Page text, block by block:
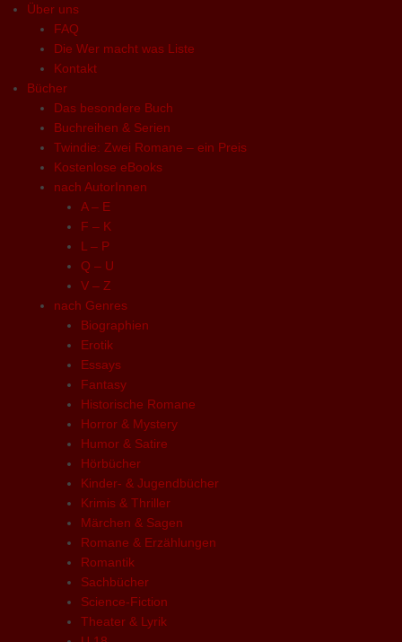
Über uns
FAQ
Die Wer macht was Liste
Kontakt
Bücher
Das besondere Buch
Buchreihen & Serien
Twindie: Zwei Romane – ein Preis
Kostenlose eBooks
nach AutorInnen
A – E
F – K
L – P
Q – U
V – Z
nach Genres
Biographien
Erotik
Essays
Fantasy
Historische Romane
Horror & Mystery
Humor & Satire
Hörbücher
Kinder- & Jugendbücher
Krimis & Thriller
Märchen & Sagen
Romane & Erzählungen
Romantik
Sachbücher
Science-Fiction
Theater & Lyrik